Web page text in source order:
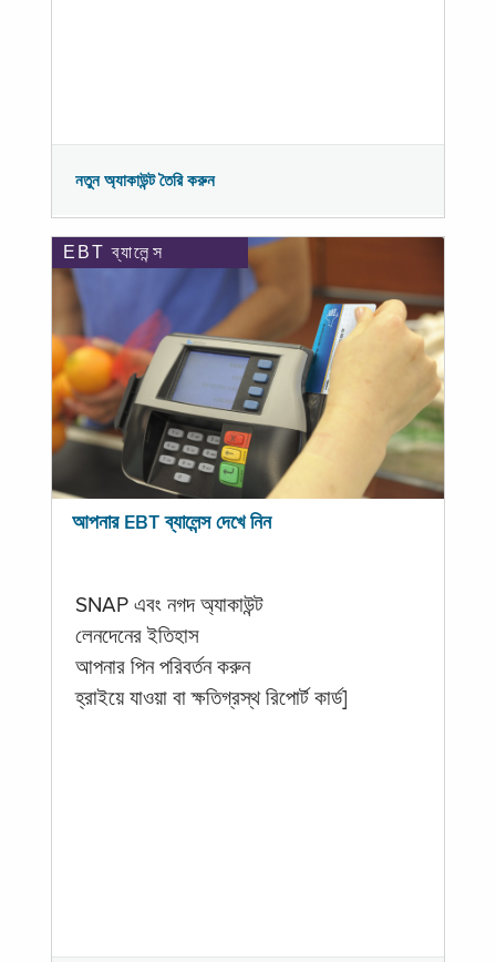
নতুন অ্যাকাউন্ট তৈরি করুন
EBT ব্যালেন্স
আপনার EBT ব্যালেন্স দেখে নিন
SNAP এবং নগদ অ্যাকাউন্ট
লেনদেনের ইতিহাস
আপনার পিন পরিবর্তন করুন
হ্রাইয়ে যাওয়া বা ক্ষতিগ্রস্থ রিপোর্ট কার্ড]